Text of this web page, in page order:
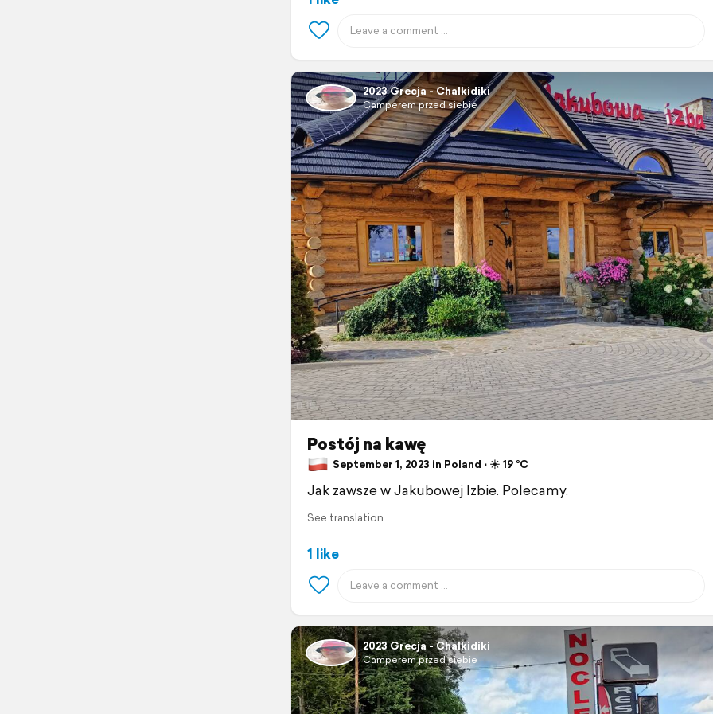
2023 Grecja - Chalkidiki
Camperem przed siebie
Postój na kawę
September 1, 2023 in Poland ⋅ ☀️ 19 °C
Jak zawsze w Jakubowej Izbie. Polecamy.
See translation
1 like
2023 Grecja - Chalkidiki
Camperem przed siebie